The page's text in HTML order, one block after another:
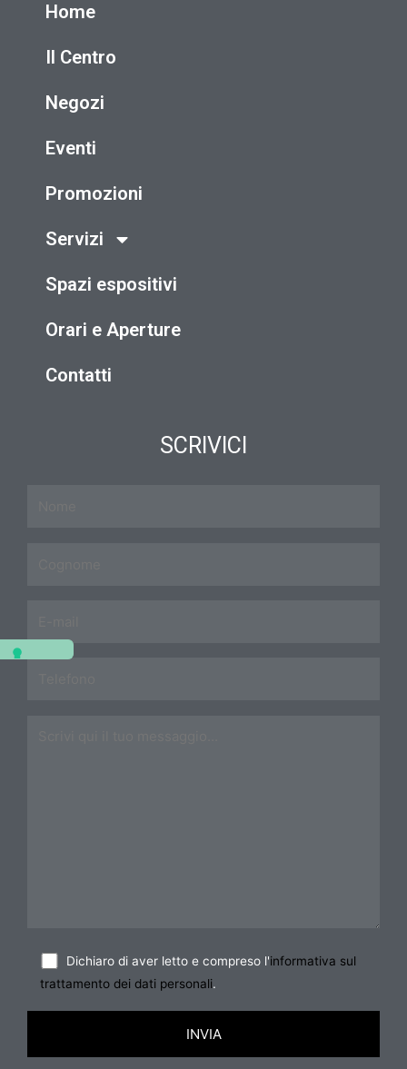
Home
Il Centro
Negozi
Eventi
Promozioni
Servizi
Spazi espositivi
Orari e Aperture
Contatti
SCRIVICI
Dichiaro di aver letto e compreso l'informativa sul
trattamento dei dati personali.